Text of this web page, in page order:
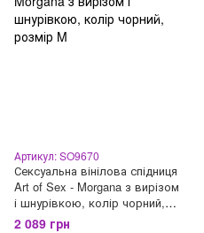
Артикул: SO9670
Сексуальна вінілова спідниця
Art of Sex - Morgana з вирізом
і шнурівкою, колір чорний,
розмір M
2 089 грн